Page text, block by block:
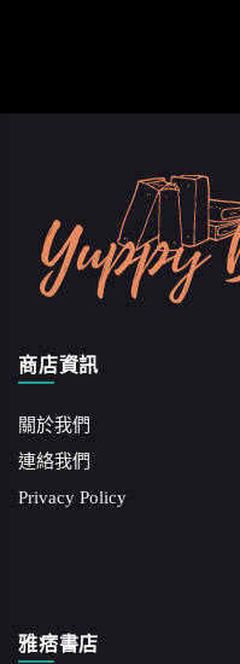
商店資訊
關於我們
連絡我們
Privacy Policy
雅痞書店